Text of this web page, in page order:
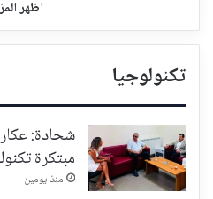
اظهر
تكنولوجيا
شحادة:
مبتكرة
منذ يومين